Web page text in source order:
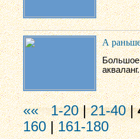
А
Большое
«« 1-20|21-40|
160|161-180